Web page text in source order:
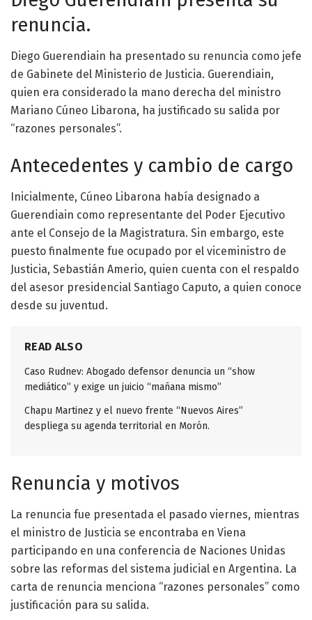
renuncia.
Diego Guerendiain ha presentado su renuncia como jefe
de Gabinete del Ministerio de Justicia. Guerendiain,
quien era considerado la mano derecha del ministro
Mariano Cúneo Libarona, ha justificado su salida por
“razones personales”.
Antecedentes y cambio de cargo
Inicialmente, Cúneo Libarona había designado a
Guerendiain como representante del Poder Ejecutivo
ante el Consejo de la Magistratura. Sin embargo, este
puesto finalmente fue ocupado por el viceministro de
Justicia, Sebastián Amerio, quien cuenta con el respaldo
del asesor presidencial Santiago Caputo, a quien conoce
desde su juventud.
READ ALSO
Caso Rudnev: Abogado defensor denuncia un “show
mediático” y exige un juicio “mañana mismo”
Chapu Martinez y el nuevo frente “Nuevos Aires”
despliega su agenda territorial en Morón.
Renuncia y motivos
La renuncia fue presentada el pasado viernes, mientras
el ministro de Justicia se encontraba en Viena
participando en una conferencia de Naciones Unidas
sobre las reformas del sistema judicial en Argentina. La
carta de renuncia menciona “razones personales” como
justificación para su salida.